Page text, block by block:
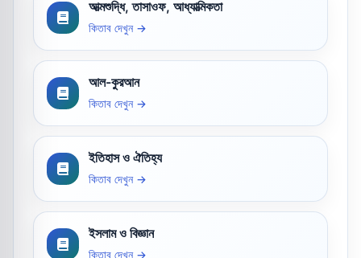
আত্মশুদ্ধি, তাসাওফ, আধ্যাত্মিকতা
কিতাব দেখুন →
আল-কুরআন
কিতাব দেখুন →
ইতিহাস ও ঐতিহ্য
কিতাব দেখুন →
ইসলাম ও বিজ্ঞান
কিতাব দেখুন →